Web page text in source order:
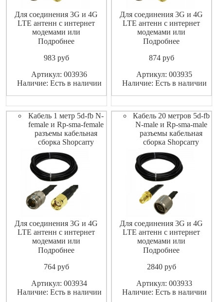
Для соединения 3G и 4G
LTE антенн с интернет
модемами или
маршрутизаторами
Высококачественный
не допускает значительных
потерь высокочастотного
Подробнее
983pуб
Артикул: 003936
Наличие: Есть в наличии
Для соединения 3G и 4G
LTE антенн с интернет
модемами или
маршрутизаторами
Высококачественный
не допускает значительных
потерь высокочастотного
Подробнее
874pуб
Артикул: 003935
Наличие: Есть в наличии
Кабель 1 метр 5d-fb N-
female и Rp-sma-female
разъемы кабельная
сборка Shopcarry
Для соединения 3G и 4G
LTE антенн с интернет
модемами или
маршрутизаторами
Высококачественный
не допускает значительных
потерь высокочастотного
Подробнее
764pуб
Артикул: 003934
Наличие: Есть в наличии
Кабель 20 метров 5d-fb
N-male и Rp-sma-male
разъемы кабельная
сборка Shopcarry
Для соединения 3G и 4G
LTE антенн с интернет
модемами или
маршрутизаторами
Высококачественный
не допускает значительных
потерь высокочастотного
Подробнее
2840pуб
Артикул: 003933
Наличие: Есть в наличии